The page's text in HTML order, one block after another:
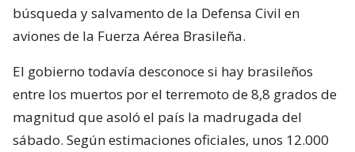
búsqueda y salvamento de la Defensa Civil en
aviones de la Fuerza Aérea Brasileña.
El gobierno todavía desconoce si hay brasileños
entre los muertos por el terremoto de 8,8 grados de
magnitud que asoló el país la madrugada del
sábado. Según estimaciones oficiales, unos 12.000